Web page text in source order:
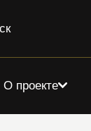
О проекте